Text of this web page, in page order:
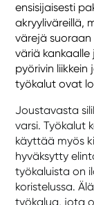
ensisijaisesti
akryyliväreillä,
värejä suoraan
väriä
pyörivin liikkein
työkalut ovat
Joustavasta
varsi. Työkalut
käyttää myös
hyväksytty
työkaluista on
koristelussa.
työkalua, jota